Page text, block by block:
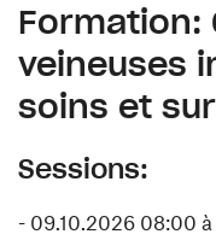
Formation:
veineuses
soins et
Sessions:
- 09.10.2026 08:00 à